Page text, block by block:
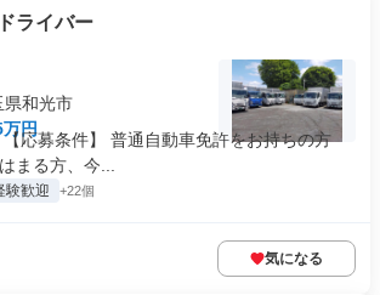
ライバー
県和光市
万円
応募条件】 普通自動車免許をお持ちの方
まる方、今...
験歓迎 +22個
気になる